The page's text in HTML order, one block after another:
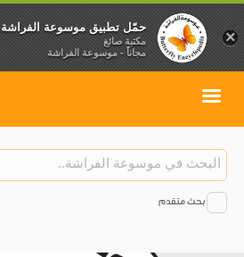
بحث متقدم
×
حمّل تطبيق موسوعة الفراشة
مكتبة صائغ
مجاناً - موسوعة الفراشة